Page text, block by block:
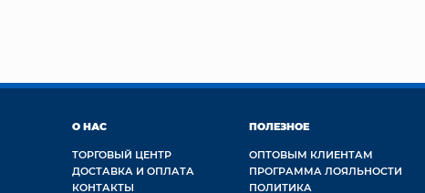
О НАС
ТОРГОВЫЙ ЦЕНТР
ДОСТАВКА И ОПЛАТА
КОНТАКТЫ
ПОЛЕЗНОЕ
ОПТОВЫМ КЛИЕНТАМ
ПРОГРАММА ЛОЯЛЬНОСТИ
ПОЛИТИКА